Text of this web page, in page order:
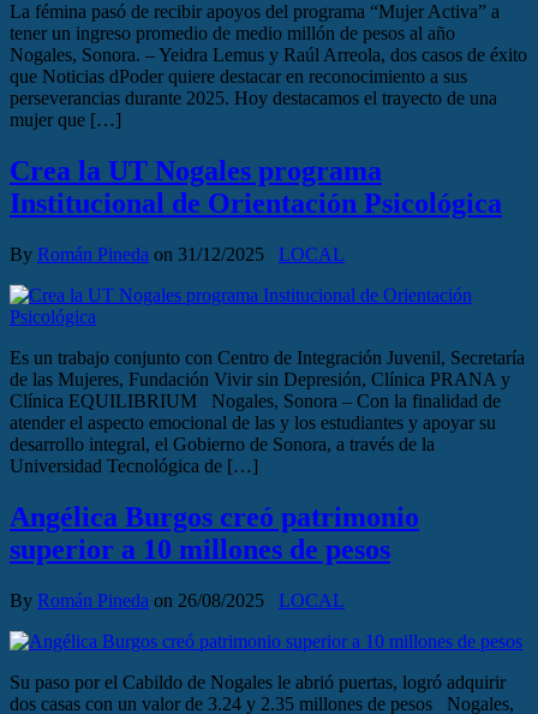
La fémina pasó de recibir apoyos del programa “Mujer Activa” a
tener un ingreso promedio de medio millón de pesos al año
Nogales, Sonora. – Yeidra Lemus y Raúl Arreola, dos casos de éxito
que Noticias dPoder quiere destacar en reconocimiento a sus
perseverancias durante 2025. Hoy destacamos el trayecto de una
mujer que […]
Crea la UT Nogales programa
Institucional de Orientación Psicológica
By Román Pineda on 31/12/2025 LOCAL
Es un trabajo conjunto con Centro de Integración Juvenil, Secretaría
de las Mujeres, Fundación Vivir sin Depresión, Clínica PRANA y
Clínica EQUILIBRIUM Nogales, Sonora – Con la finalidad de
atender el aspecto emocional de las y los estudiantes y apoyar su
desarrollo integral, el Gobierno de Sonora, a través de la
Universidad Tecnológica de […]
Angélica Burgos creó patrimonio
superior a 10 millones de pesos
By Román Pineda on 26/08/2025 LOCAL
Su paso por el Cabildo de Nogales le abrió puertas, logró adquirir
dos casas con un valor de 3.24 y 2.35 millones de pesos Nogales,